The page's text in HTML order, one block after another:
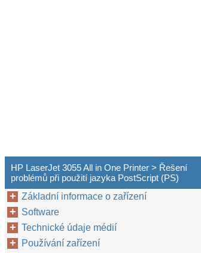
HP LaserJet 3055 All in One Printer > Řešení
problémů při použití jazyka PostScript (PS)
Základní informace o zařízení
Software
Technické údaje médií
Používání zařízení